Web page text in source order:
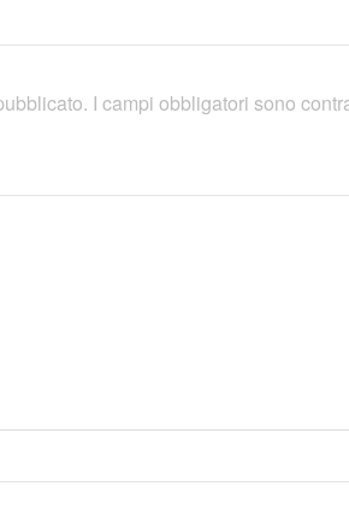
I campi obbligatori sono